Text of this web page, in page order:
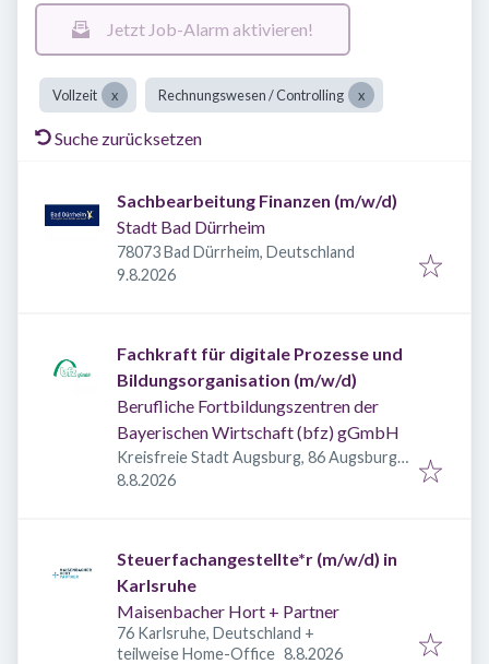
Jetzt Job-Alarm aktivieren!
Vollzeit Rechnungswesen / Controlling
Suche zurücksetzen
Sachbearbeitung Finanzen (m/w/d)
Stadt Bad Dürrheim
78073 Bad Dürrheim, Deutschland
Veröffentlicht
9.8.2026
Fachkraft für digitale Prozesse und
Bildungsorganisation (m/w/d)
Berufliche Fortbildungszentren der
Bayerischen Wirtschaft (bfz) gGmbH
Kreisfreie Stadt Augsburg, 86 Augsburg,
Deutschland
Veröffentlicht
8.8.2026
Steuerfachangestellte*r (m/w/d) in
Karlsruhe
Maisenbacher Hort + Partner
76 Karlsruhe, Deutschland +
teilweise Home-Office Veröffentlicht
8.8.2026